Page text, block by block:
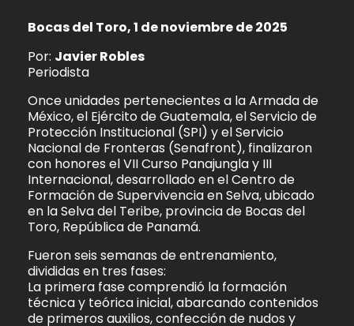
Bocas del Toro, 1 de noviembre de 2025
Por: Javier Robles
Periodista
Once unidades pertenecientes a la Armada de
México, el Ejército de Guatemala, el Servicio de
Protección Institucional (SPI) y el Servicio
Nacional de Fronteras (Senafront), finalizaron
con honores el VII Curso Panajungla y III
Internacional, desarrollado en el Centro de
Formación de Supervivencia en Selva, ubicado
en la Selva del Teribe, provincia de Bocas del
Toro, República de Panamá.
Fueron seis semanas de entrenamiento,
divididas en tres fases:
La primera fase comprendió la formación
técnica y teórica inicial, abarcando contenidos
de primeros auxilios, confección de nudos y